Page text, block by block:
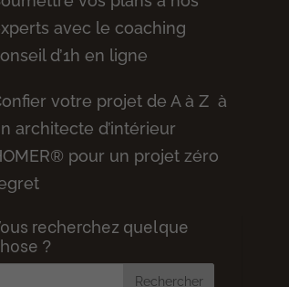
avec le coaching
d’1h en ligne
votre projet de A à Z à
architecte d’intérieur
pour un projet zéro
recherchez quelque
?